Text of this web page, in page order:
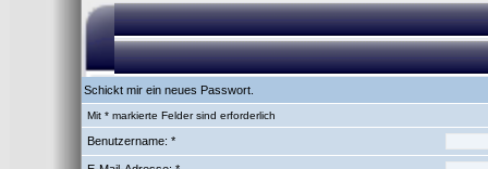
Schickt mir ein neues Passwort.
Mit * markierte Felder sind erforderlich
Benutzername: *